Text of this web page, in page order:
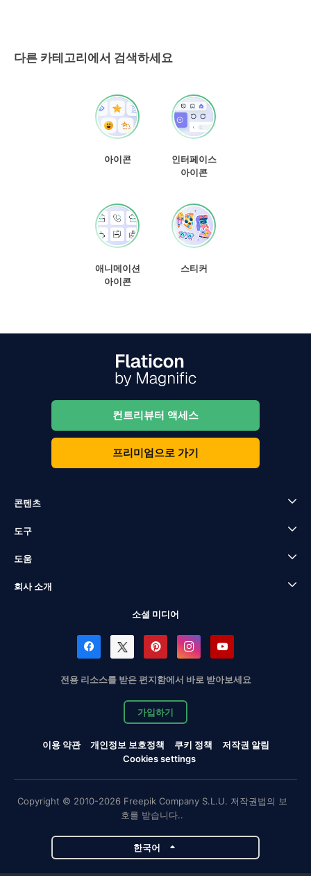
다른 카테고리에서 검색하세요
아이콘
인터페이스
아이콘
애니메이션
아이콘
스티커
컨트리뷰터 액세스
프리미엄으로 가기
콘텐츠
도구
도움
회사 소개
소셜 미디어
전용 리소스를 받은 편지함에서 바로 받아보세요
가입하기
이용 약관 개인정보 보호정책 쿠키 정책
저작권 알림
Cookies settings
Copyright © 2010-2026 Freepik Company S.L.U. 저작권법의 보
호를 받습니다..
한국어